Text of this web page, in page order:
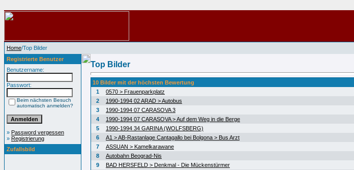
Home/Top Bilder
Registrierte Benutzer
Benutzername:
Passwort:
Beim nächsten Besuch
automatisch anmelden?
» Password vergessen
» Registrierung
Zufallsbild
Top Bilder
10 Bilder mit der höchsten Bewertung
1
0570 > Frauenparkplatz
2
1990-1994 02 ARAD > Autobus
3
1990-1994 07 CARASOVA 3
4
1990-1994 07 CARASOVA > Auf dem Weg in die Berge
5
1990-1994 34 GARINA (WOLFSBERG)
6
A1 > AB-Rastanlage Cantagallo bei Bolgona > Bus Arzt
7
ASSUAN > Kamelkarawane
8
Autobahn Beograd-Nis
9
BAD HERSFELD > Denkmal - Die Mückenstürmer